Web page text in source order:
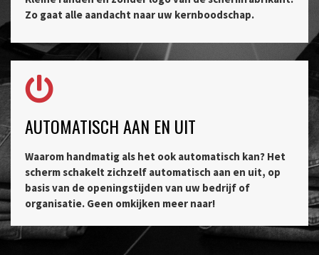
Zo gaat alle aandacht naar uw kernboodschap.
AUTOMATISCH AAN EN UIT
Waarom handmatig als het ook automatisch kan? Het
scherm schakelt zichzelf automatisch aan en uit, op
basis van de openingstijden van uw bedrijf of
organisatie. Geen omkijken meer naar!